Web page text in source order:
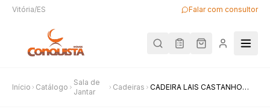
Vitória/ES Falar com consultor
Início Catálogo
Sala de
Jantar
Cadeiras
CADEIRA LAIS CASTANHO